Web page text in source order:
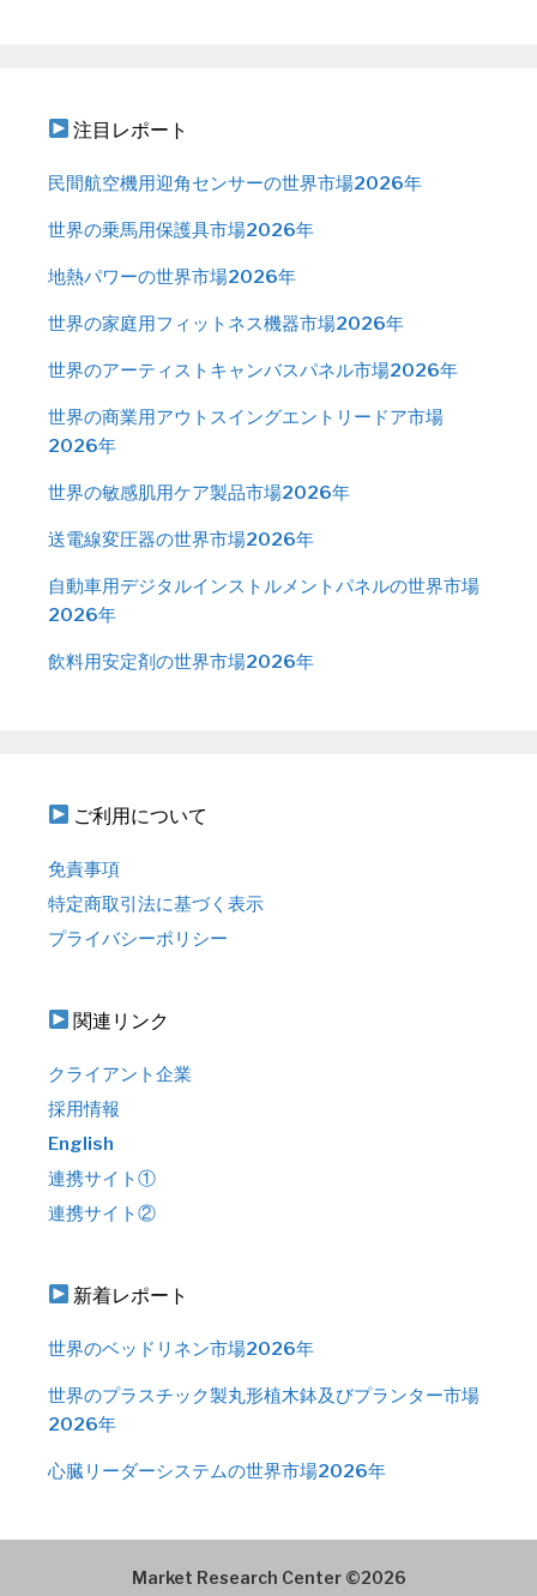
注目レポート
民間航空機用迎角センサーの世界市場2026年
世界の乗馬用保護具市場2026年
地熱パワーの世界市場2026年
世界の家庭用フィットネス機器市場2026年
世界のアーティストキャンバスパネル市場2026年
世界の商業用アウトスイングエントリードア市場
2026年
世界の敏感肌用ケア製品市場2026年
送電線変圧器の世界市場2026年
自動車用デジタルインストルメントパネルの世界市場
2026年
飲料用安定剤の世界市場2026年
ご利用について
免責事項
特定商取引法に基づく表示
プライバシーポリシー
関連リンク
クライアント企業
採用情報
English
連携サイト①
連携サイト②
新着レポート
世界のベッドリネン市場2026年
世界のプラスチック製丸形植木鉢及びプランター市場
2026年
心臓リーダーシステムの世界市場2026年
Market Research Center ©2026